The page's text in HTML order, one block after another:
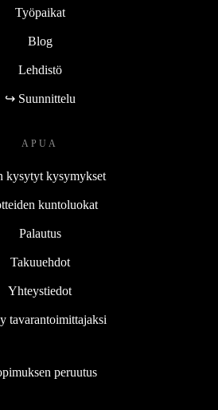
Työpaikat
Blog
Lehdistö
↪ Suunnittelu
APUA
kysytyt kysymykset
kuntoluokat
Palautus
Takuuehdot
Yhteystiedot
tavarantoimittajaksi
peruutus